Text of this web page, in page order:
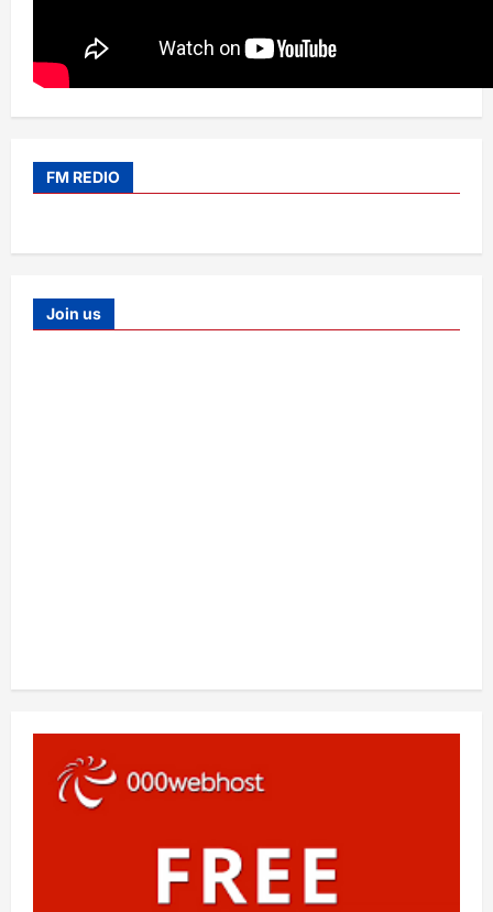
FM REDIO
Join us